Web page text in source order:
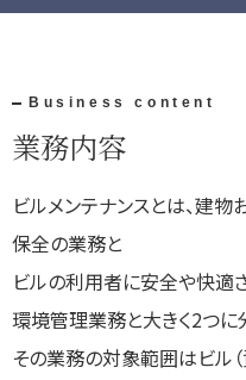
Business content
業務内容
ビルメンテナンスとは、建
保全の業務と
ビルの利用者に安全や快適
環境管理業務と大きく2つに
その業務の対象範囲はビル（